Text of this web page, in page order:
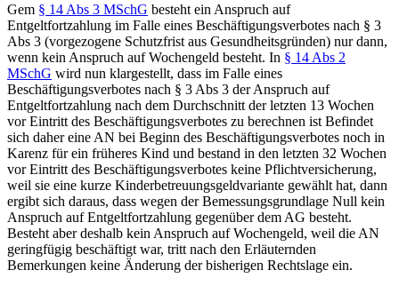
Gem § 14 Abs 3 MSchG besteht ein Anspruch auf
Entgeltfortzahlung im Falle eines Beschäftigungsverbotes nach § 3
Abs 3 (vorgezogene Schutzfrist aus Gesundheitsgründen) nur dann,
wenn kein Anspruch auf Wochengeld besteht. In § 14 Abs 2
MSchG wird nun klargestellt, dass im Falle eines
Beschäftigungsverbotes nach § 3 Abs 3 der Anspruch auf
Entgeltfortzahlung nach dem Durchschnitt der letzten 13 Wochen
vor Eintritt des Beschäftigungsverbotes zu berechnen ist Befindet
sich daher eine AN bei Beginn des Beschäftigungsverbotes noch in
Karenz für ein früheres Kind und bestand in den letzten 32 Wochen
vor Eintritt des Beschäftigungsverbotes keine Pflichtversicherung,
weil sie eine kurze Kinderbetreuungsgeldvariante gewählt hat, dann
ergibt sich daraus, dass wegen der Bemessungsgrundlage Null kein
Anspruch auf Entgeltfortzahlung gegenüber dem AG besteht.
Besteht aber deshalb kein Anspruch auf Wochengeld, weil die AN
geringfügig beschäftigt war, tritt nach den Erläuternden
Bemerkungen keine Änderung der bisherigen Rechtslage ein.